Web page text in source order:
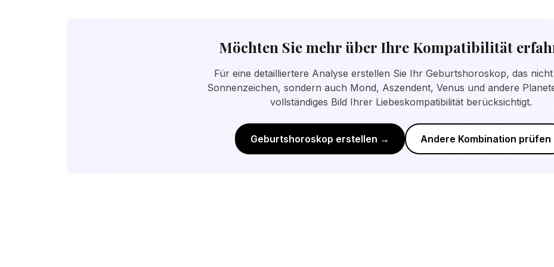
Möchten Sie mehr über Ihre Kompatibilität
Für eine detailliertere Analyse erstellen Sie Ihr Geburtshoroskop, das
Sonnenzeichen, sondern auch Mond, Aszendent, Venus und andere
vollständiges Bild Ihrer Liebeskompatibilität berücksichtigt.
Geburtshoroskop erstellen → Andere Kombination prüfen